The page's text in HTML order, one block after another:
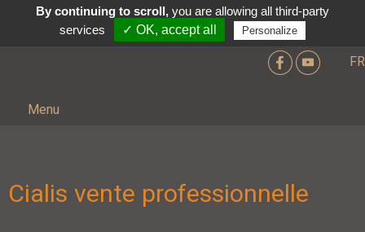
FR
Menu
Cialis vente professionnelle
By continuing to scroll,you are allowing all third-party
services
✓ OK, accept all Personalize